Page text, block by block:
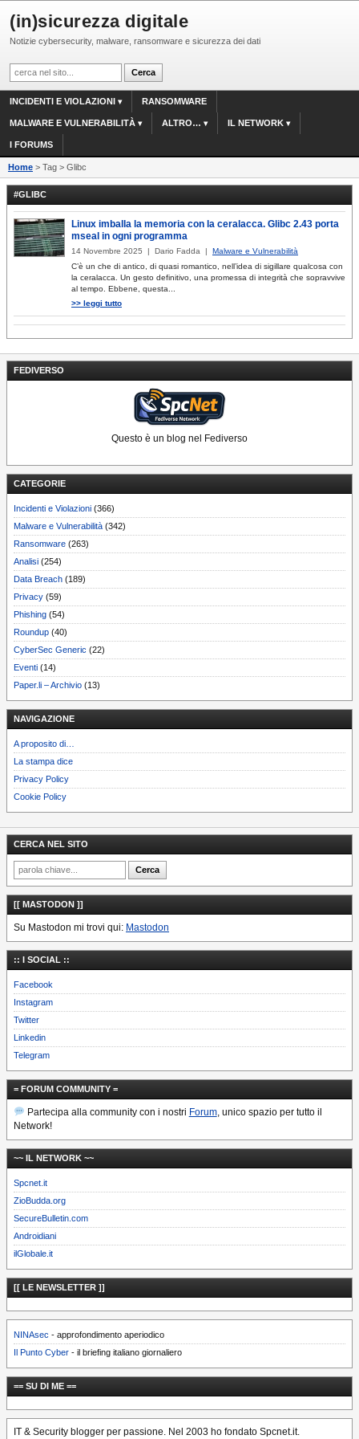
(in)sicurezza digitale
Notizie cybersecurity, malware, ransomware e sicurezza dei dati
INCIDENTI E VIOLAZIONI RANSOMWARE
MALWARE E VULNERABILITÀ ALTRO… IL NETWORK
I FORUMS
Home > Tag > Glibc
FEDIVERSO
Questo è un blog nel Fediverso
CATEGORIE
Incidenti e Violazioni (366)
Malware e Vulnerabilità (342)
Ransomware (263)
Analisi (254)
Data Breach (189)
Privacy (59)
Phishing (54)
Roundup (40)
CyberSec Generic (22)
Eventi (14)
Paper.li – Archivio (13)
NAVIGAZIONE
A proposito di…
La stampa dice
Privacy Policy
Cookie Policy
#GLIBC
Linux imballa la memoria con la ceralacca. Glibc 2.43 porta
mseal in ogni programma
14 Novembre 2025 | Dario Fadda | Malware e Vulnerabilità
C’è un che di antico, di quasi romantico, nell’idea di sigillare qualcosa con
la ceralacca. Un gesto definitivo, una promessa di integrità che sopravvive
al tempo. Ebbene, questa...
>> leggi tutto
CERCA NEL SITO
[[ MASTODON ]]
Su Mastodon mi trovi qui: Mastodon
:: I SOCIAL ::
Facebook
Instagram
Twitter
Linkedin
Telegram
= FORUM COMMUNITY =
Partecipa alla community con i nostri Forum, unico spazio per tutto il
Network!
~~ IL NETWORK ~~
Spcnet.it
ZioBudda.org
SecureBulletin.com
Androidiani
ilGlobale.it
[[ LE NEWSLETTER ]]
NINAsec - approfondimento aperiodico
Il Punto Cyber - il briefing italiano giornaliero
== SU DI ME ==
IT & Security blogger per passione. Nel 2003 ho fondato Spcnet.it.